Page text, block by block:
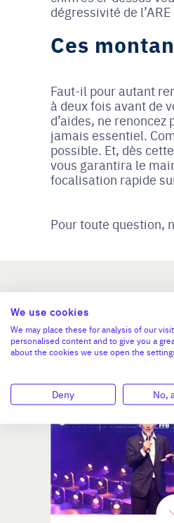
dégressivité de l’ARE
Ces
Faut-il pour autant
à deux fois avant de
d’aides, ne
jamais essentiel.
possible. Et, dès
vous garantira le
focalisation rapide
Pour toute question,
We use cookies
We may place these for analysis of our
personalised content and to give you a
about the cookies we use open the
Deny No,